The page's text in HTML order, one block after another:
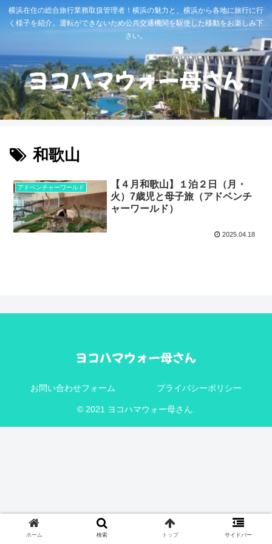
横浜在住の総合旅行業務取扱管理者！横浜の魅力と、横浜から各地に旅行に行
く様子を紹介。運転ができないため公共交通機関を駆使した移動をお楽しみ下
さい。
和歌山
アドベンチャーワールド
【４月和歌山】１泊２日（月・
火）7歳児と母子旅（アドベンチ
ャーワールド）
2025.04.18
お問い合わせフォーム プライバシーポリシー
© 2021 ヨコハマウォー母さん.
ホーム 検索 トップ サイドバー